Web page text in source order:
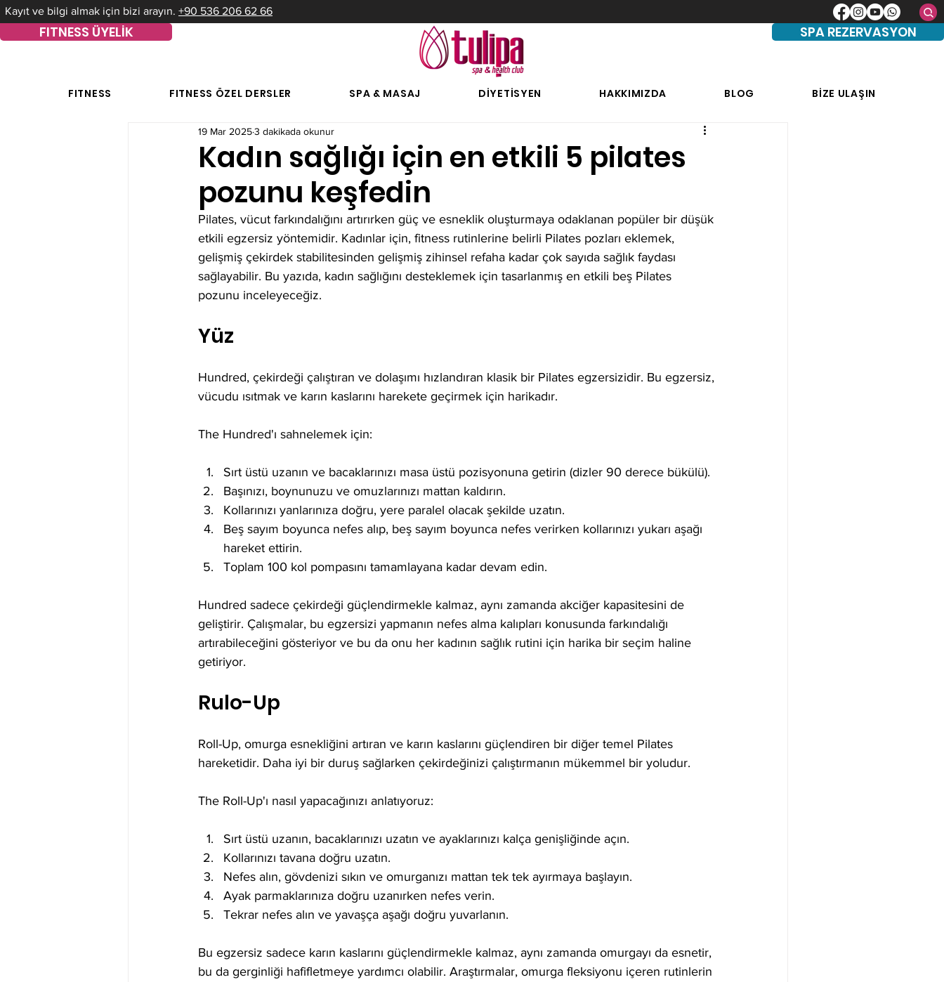
Kayıt ve bilgi almak için bizi arayın. +90 536 206 62 66
FITNESS ÜYELİK SPA REZERVASYON
FITNESS FITNESS ÖZEL DERSLER SPA & MASAJ DİYETİSYEN HAKKIMIZDA BLOG BİZE ULAŞIN
Kadın sağlığı için en etkili 5 pilates
pozunu keşfedin
19 Mar 20253 dakikada okunur
Pilates, vücut farkındalığını artırırken güç ve esneklik oluşturmaya odaklanan popüler bir düşük
etkili egzersiz yöntemidir. Kadınlar için, fitness rutinlerine belirli Pilates pozları eklemek,
gelişmiş çekirdek stabilitesinden gelişmiş zihinsel refaha kadar çok sayıda sağlık faydası
sağlayabilir. Bu yazıda, kadın sağlığını desteklemek için tasarlanmış en etkili beş Pilates
pozunu inceleyeceğiz.
Yüz
Hundred, çekirdeği çalıştıran ve dolaşımı hızlandıran klasik bir Pilates egzersizidir. Bu egzersiz,
vücudu ısıtmak ve karın kaslarını harekete geçirmek için harikadır.
The Hundred'ı sahnelemek için:
Sırt üstü uzanın ve bacaklarınızı masa üstü pozisyonuna getirin (dizler 90 derece bükülü).
Başınızı, boynunuzu ve omuzlarınızı mattan kaldırın.
Kollarınızı yanlarınıza doğru, yere paralel olacak şekilde uzatın.
Beş sayım boyunca nefes alıp, beş sayım boyunca nefes verirken kollarınızı yukarı aşağı
hareket ettirin.
Toplam 100 kol pompasını tamamlayana kadar devam edin.
Hundred sadece çekirdeği güçlendirmekle kalmaz, aynı zamanda akciğer kapasitesini de
geliştirir. Çalışmalar, bu egzersizi yapmanın nefes alma kalıpları konusunda farkındalığı
artırabileceğini gösteriyor ve bu da onu her kadının sağlık rutini için harika bir seçim haline
getiriyor.
Rulo-Up
Roll-Up, omurga esnekliğini artıran ve karın kaslarını güçlendiren bir diğer temel Pilates
hareketidir. Daha iyi bir duruş sağlarken çekirdeğinizi çalıştırmanın mükemmel bir yoludur.
The Roll-Up'ı nasıl yapacağınızı anlatıyoruz:
Sırt üstü uzanın, bacaklarınızı uzatın ve ayaklarınızı kalça genişliğinde açın.
Kollarınızı tavana doğru uzatın.
Nefes alın, gövdenizi sıkın ve omurganızı mattan tek tek ayırmaya başlayın.
Ayak parmaklarınıza doğru uzanırken nefes verin.
Tekrar nefes alın ve yavaşça aşağı doğru yuvarlanın.
Bu egzersiz sadece karın kaslarını güçlendirmekle kalmaz, aynı zamanda omurgayı da esnetir,
bu da gerginliği hafifletmeye yardımcı olabilir. Araştırmalar, omurga fleksiyonu içeren rutinlerin